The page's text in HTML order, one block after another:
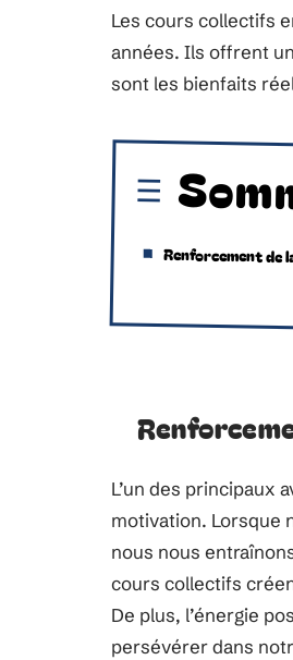
Les cours collectifs
années. Ils offrent
sont les bienfaits
Renforcement de
L’un des principaux
motivation. Lorsque
nous nous
cours collectifs
De plus, l’énergie
persévérer dans